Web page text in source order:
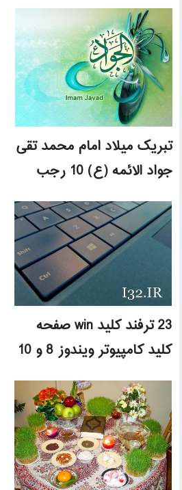
تبریک میلاد امام محمد تقی
جواد الائمه (ع) 10 رجب
23 ترفند کلید win صفحه
کلید کامپیوتر ویندوز 8 و 10